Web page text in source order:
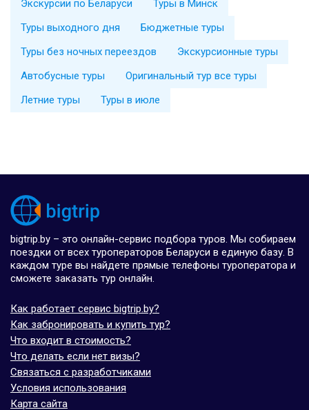
Экскурсии по Беларуси
Туры в Минск
Туры выходного дня
Бюджетные туры
Туры без ночных переездов
Экскурсионные туры
Автобусные туры
Оригинальный тур все туры
Летние туры
Туры в июле
bigtrip.by – это онлайн-сервис подбора туров. Мы собираем
поездки от всех туроператоров Беларуси в единую базу. В
каждом туре вы найдете прямые телефоны туроператора и
сможете заказать тур онлайн.
Как работает сервис bigtrip.by?
Как забронировать и купить тур?
Что входит в стоимость?
Что делать если нет визы?
Связаться с разработчиками
Условия использования
Карта сайта